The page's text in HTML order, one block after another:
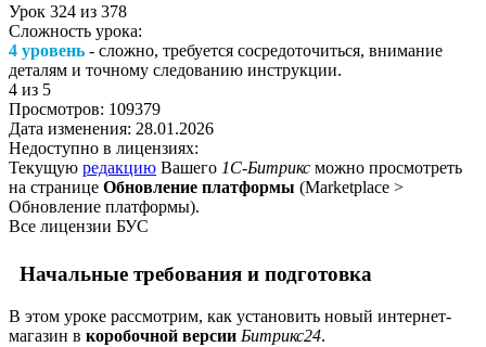
Урок 324 из 378
Сложность урока:
4 уровень - сложно, требуется сосредоточиться, внимание
деталям и точному следованию инструкции.
4 из 5
Просмотров: 109379
Дата изменения: 28.01.2026
Недоступно в лицензиях:
Текущую редакцию Вашего 1С-Битрикс можно просмотреть
на странице Обновление платформы (Marketplace >
Обновление платформы).
Все лицензии БУС
Начальные требования и подготовка
В этом уроке рассмотрим, как установить новый интернет-
магазин в коробочной версии Битрикс24.